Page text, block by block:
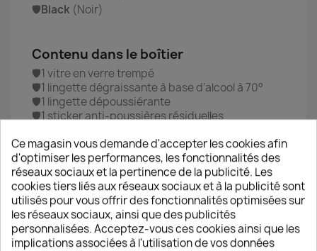
🛡️Black (Noir)
Contenu dans le boîtier
🛡️1 vitre en verre trempé
🛡️1 lingette dégraissante à base d’alcool à 70°
🛡️1 lingette dépoussiérante
🛡️1 sticker anti-poussières résiduelles
Méthode de pose de la vitre
● 1 ● Utiliser le tampon dégraissant afin d’enlever
toutes traces de graisses et/ou de colle
● 2 ● Utiliser la lingette dépoussiérante afin de
sécher l’alcool et supprimer l’ensemble des
Ce magasin vous demande d'accepter les cookies afin
d'optimiser les performances, les fonctionnalités des
réseaux sociaux et la pertinence de la publicité. Les
cookies tiers liés aux réseaux sociaux et à la publicité sont
utilisés pour vous offrir des fonctionnalités optimisées sur
les réseaux sociaux, ainsi que des publicités
personnalisées. Acceptez-vous ces cookies ainsi que les
implications associées à l'utilisation de vos données